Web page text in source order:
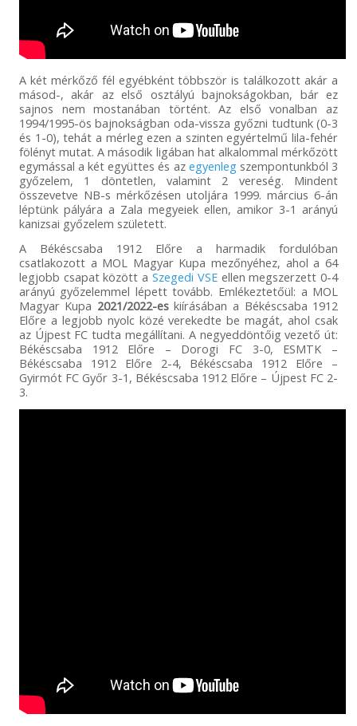
A két mérkőző fél egyébként többször is találkozott akár a
másod-, akár az első osztályú bajnokságokban, bár ez
sajnos nem mostanában történt. Az első vonalban az
1994/1995-ös bajnokságban oda-vissza győzni tudtunk (0-3
és 1-0), tehát a mérleg ezen a szinten egyértelmű lila-fehér
fölényt mutat. A második ligában hat alkalommal mérkőzött
egymással a két együttes és az egyenleg szempontunkból 3
győzelem, 1 döntetlen, valamint 2 vereség. Mindent
összevetve NB-s mérkőzésen utoljára 1999. március 6-án
léptünk pályára a Zala megyeiek ellen, amikor 3-1 arányú
kanizsai győzelem született.
A Békéscsaba 1912 Előre a harmadik fordulóban
csatlakozott a MOL Magyar Kupa mezőnyéhez, ahol a 64
legjobb csapat között a Szegedi VSEellen megszerzett 0-4
arányú győzelemmel lépett tovább. Emlékeztetőül: a MOL
Magyar Kupa 2021/2022-eskiírásában a Békéscsaba 1912
Előre a legjobb nyolc közé verekedte be magát, ahol csak
az Újpest FC tudta megállítani. A negyeddöntőig vezető út:
Békéscsaba 1912 Előre – Dorogi FC 3-0, ESMTK –
Békéscsaba 1912 Előre 2-4, Békéscsaba 1912 Előre –
Gyirmót FC Győr 3-1, Békéscsaba 1912 Előre – Újpest FC 2-
3.